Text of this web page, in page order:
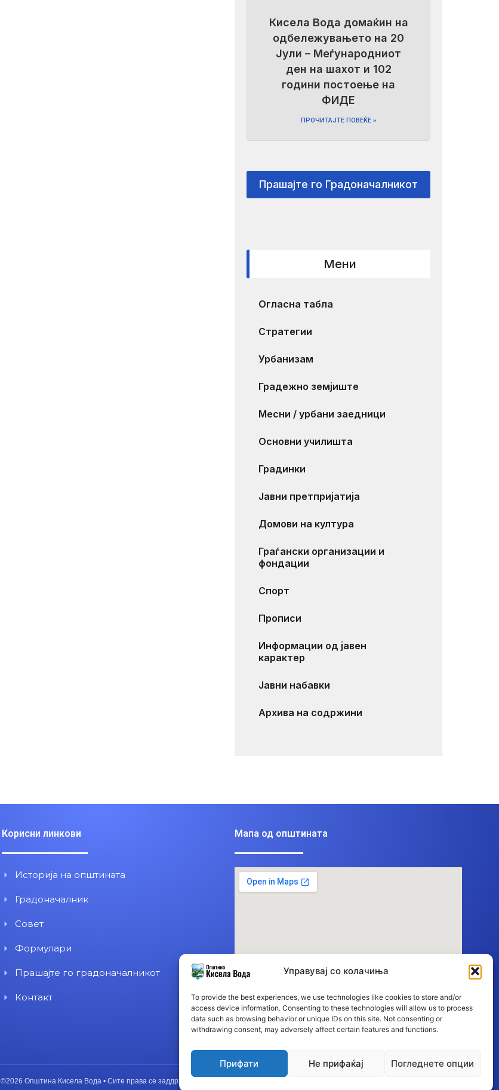
Управувај со колачиња
To provide the best experiences, we use technologies like cookies to store and/or
access device information. Consenting to these technologies will allow us to process
data such as browsing behavior or unique IDs on this site. Not consenting or
withdrawing consent, may adversely affect certain features and functions.
Прифати Не прифаќај Погледнете опции
Кисела Вода домаќин на
одбележувањето на 20
Јули – Меѓународниот
ден на шахот и 102
години постоење на
ФИДЕ
ПРОЧИТАЈТЕ ПОВЕЌЕ »
Прашајте го Градоначалникот
Мени
Огласна табла
Стратегии
Урбанизам
Градежно земјиште
Месни / урбани заедници
Основни училишта
Градинки
Јавни претпријатија
Домови на култура
Граѓански организации и
фондации
Спорт
Прописи
Информации од јавен
карактер
Јавни набавки
Архива на содржини
Корисни линкови
Историја на општината
Градоначалник
Совет
Формулари
Прашајте го градоначалникот
Контакт
Мапа од општината
©2026 Општина Кисела Вода • Сите права се заддржани